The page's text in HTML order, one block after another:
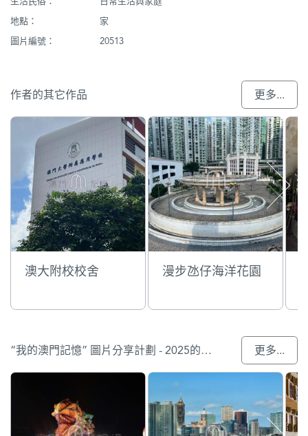
地點：
家
圖片編號：
20513
作者的其它作品 更多...
澳大附校校舍 漫步氹仔海洋花園
“我的澳門記憶” 圖片分享計劃 - 2025的入選作品 更多...